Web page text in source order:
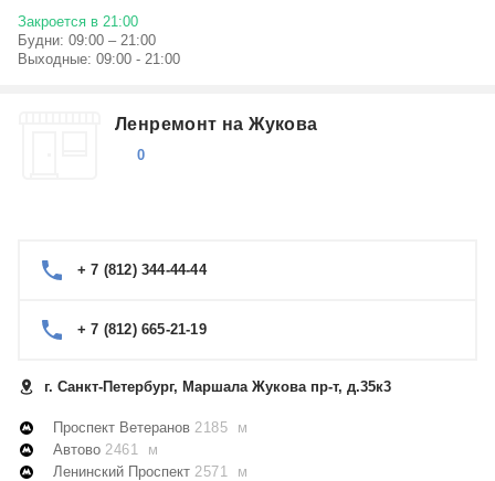
Закроется в 21:00
Будни: 09:00 – 21:00
Выходные: 09:00 - 21:00
Ленремонт на Жукова
0
+ 7 (812) 344-44-44
+ 7 (812) 665-21-19
г. Санкт-Петербург, Маршала Жукова пр-т, д.35к3
Проспект Ветеранов 2185 м
Автово 2461 м
Ленинский Проспект 2571 м